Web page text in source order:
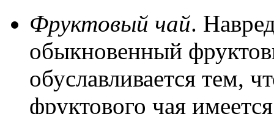
Фруктовый чай.
обыкновенный
обуславливается тем,
фруктового чая